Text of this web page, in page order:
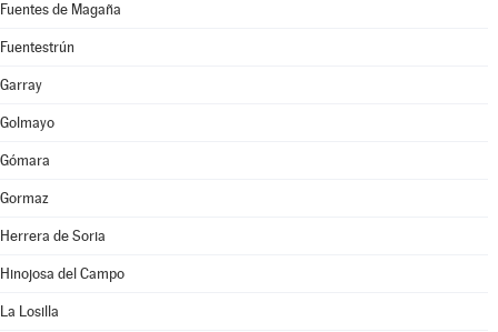
Fuentes de Magaña
Fuentestrún
Garray
Golmayo
Gómara
Gormaz
Herrera de Soria
Hinojosa del Campo
La Losilla